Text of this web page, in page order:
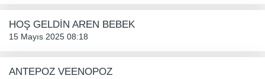
HOŞ GELDİN AREN BEBEK
15 Mayıs 2025 08:18
ANTEPOZ VEENOPOZ